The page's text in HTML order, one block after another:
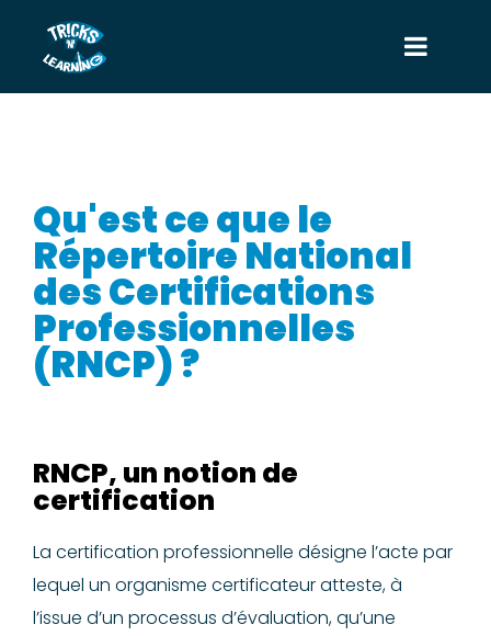
Qu'est ce que le
Répertoire National
des Certifications
Professionnelles
(RNCP) ?
RNCP, un notion de
certification
La certification professionnelle désigne l’acte par
lequel un organisme certificateur atteste, à
l’issue d’un processus d’évaluation, qu’une